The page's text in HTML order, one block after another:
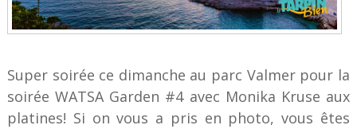
Super soirée ce dimanche au parc Valmer pour la
soirée WATSA Garden #4 avec Monika Kruse aux
platines! Si on vous a pris en photo, vous êtes